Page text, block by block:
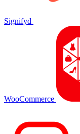
Signifyd
WooCommerce